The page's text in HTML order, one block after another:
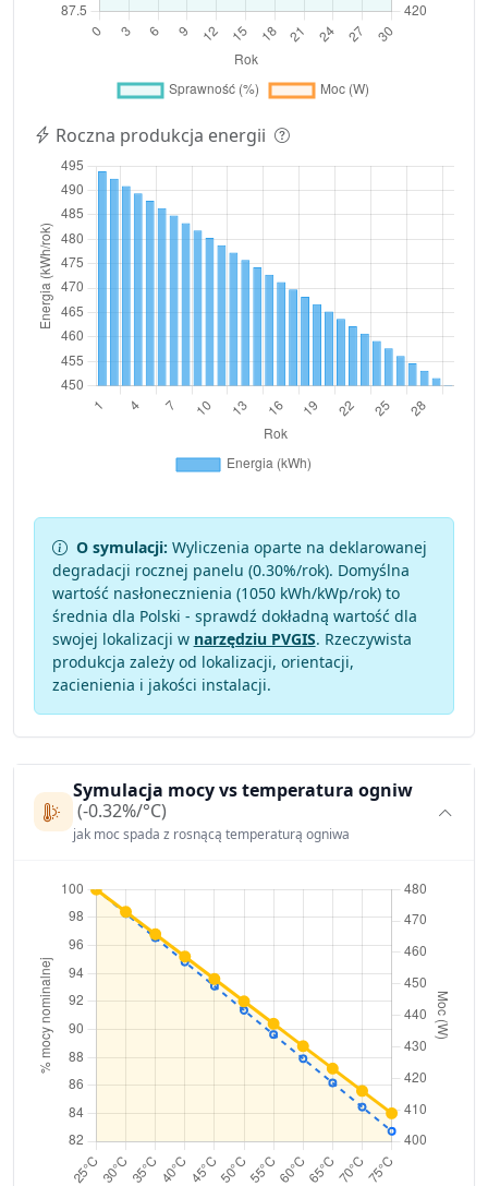
Roczna produkcja energii
O symulacji: Wyliczenia oparte na deklarowanej
degradacji rocznej panelu (0.30%/rok). Domyślna
wartość nasłonecznienia (1050 kWh/kWp/rok) to
średnia dla Polski - sprawdź dokładną wartość dla
swojej lokalizacji w narzędziu PVGIS. Rzeczywista
produkcja zależy od lokalizacji, orientacji,
zacienienia i jakości instalacji.
Symulacja mocy vs temperatura ogniw
(-0.32%/°C)
jak moc spada z rosnącą temperaturą ogniwa